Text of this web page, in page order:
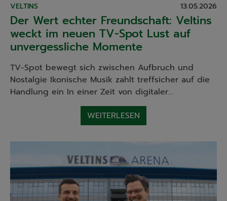
VELTINS 13.05.2026
Der Wert echter Freundschaft: Veltins
weckt im neuen TV-Spot Lust auf
unvergessliche Momente
TV-Spot bewegt sich zwischen Aufbruch und
Nostalgie Ikonische Musik zahlt treffsicher auf die
Handlung ein In einer Zeit von digitaler…
WEITERLESEN